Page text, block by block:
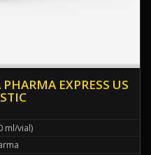
EXPRESS US
ml/vial)